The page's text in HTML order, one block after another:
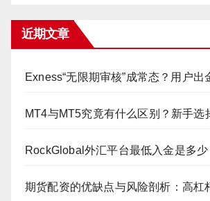
近期文章
Exness“无限期审核”成常态？用户出
MT4与MT5究竟有什么区别？新手选
RockGlobal外汇平台最低入金是多少
期货配资的优缺点与风险剖析：高杠